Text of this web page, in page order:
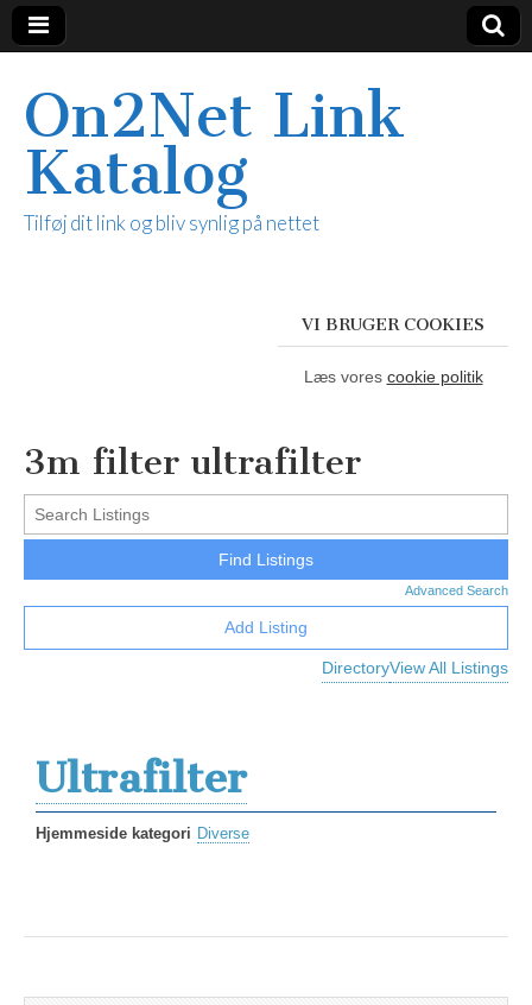
On2Net Link
Katalog
Tilføj dit link og bliv synlig på nettet
VI BRUGER COOKIES
Læs vores cookie politik
3m filter ultrafilter
Advanced Search
DirectoryView All Listings
Add Listing
Ultrafilter
Hjemmeside kategori Diverse